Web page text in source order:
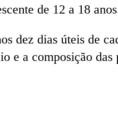
de 12 a 18
dez dias úteis de
e a composição